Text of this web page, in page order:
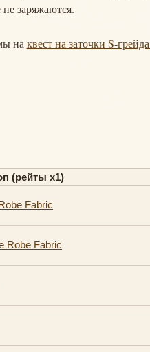
заряжаются.
на квест на заточки S-
(рейты х1)
Fabric
Robe Fabric